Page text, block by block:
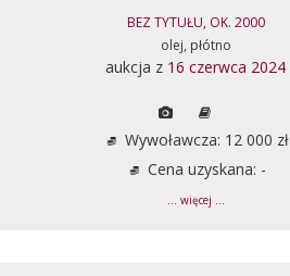
BEZ TYTUŁU, OK. 2000
olej, płótno
aukcja z 16 czerwca 2024
Wywoławcza: 12 000 zł
Cena uzyskana: -
... więcej ...